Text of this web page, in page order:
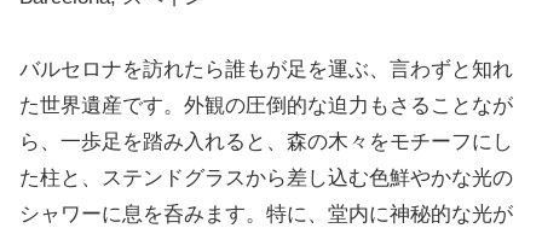
バルセロナを訪れたら誰もが足を運ぶ、言わずと知れ
た世界遺産です。外観の圧倒的な迫力もさることなが
ら、一歩足を踏み入れると、森の木々をモチーフにし
た柱と、ステンドグラスから差し込む色鮮やかな光の
シャワーに息を呑みます。特に、堂内に神秘的な光が